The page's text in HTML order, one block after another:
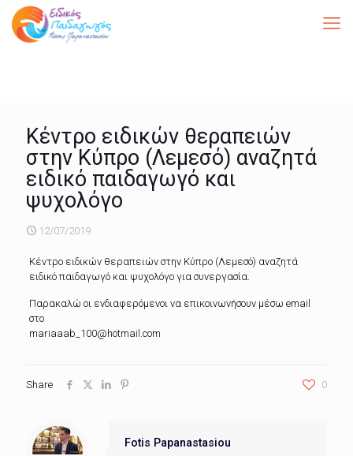
Κέντρο ειδικών θεραπειών
στην Κύπρο (Λεμεσό) αναζητά
ειδικό παιδαγωγό και
ψυχολόγο
12/07/2019
Κέντρο ειδικών θεραπειών στην Κύπρο (Λεμεσό) αναζητά
ειδικό παιδαγωγό και ψυχολόγο για συνεργασία.
Παρακαλώ οι ενδιαφερόμενοι να επικοινωνήσουν μέσω email
στο
mariaaab_100@hotmail.com
Share 0
Fotis Papanastasiou